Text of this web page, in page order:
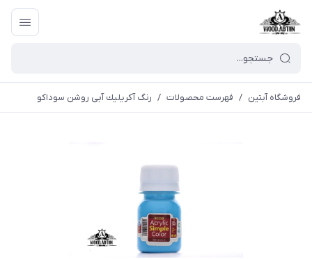
فروشگاه آبتین / فهرست محصولات / رنگ آكريليك آبی روشن سوداكو